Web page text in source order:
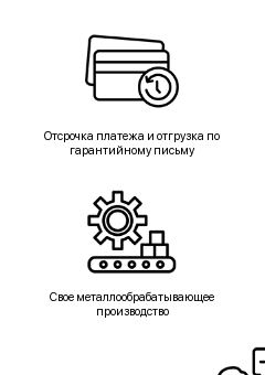
Отсрочка платежа и отгрузка по
гарантийному письму
Свое металлообрабатывающее
производство